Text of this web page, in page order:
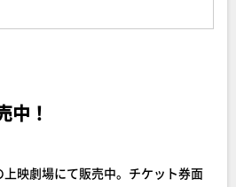
中！
映劇場にて販売中。チケット券面